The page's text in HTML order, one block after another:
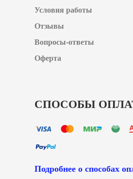
Условия работы
Отзывы
Вопросы-ответы
Оферта
СПОСОБЫ
Подробнее о способах